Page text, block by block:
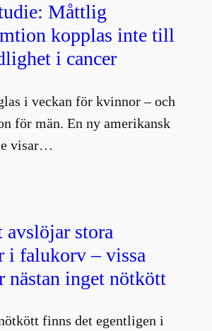
Måttlig
kopplas inte till
i cancer
i veckan för kvinnor – och
för män. En ny amerikansk
visar…
stora
i falukorv – vissa
nästan inget nötkött
finns det egentligen i